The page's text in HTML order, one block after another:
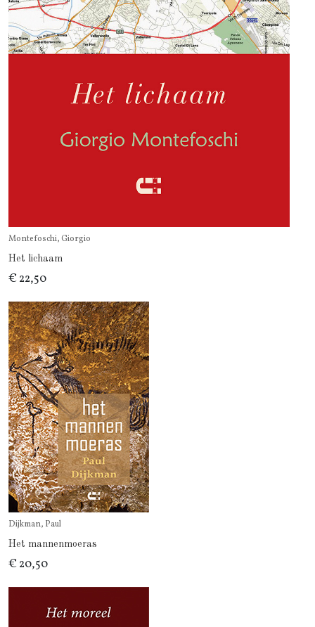
Montefoschi, Giorgio
Het lichaam
€ 22,50
Dijkman, Paul
Het mannenmoeras
€ 20,50